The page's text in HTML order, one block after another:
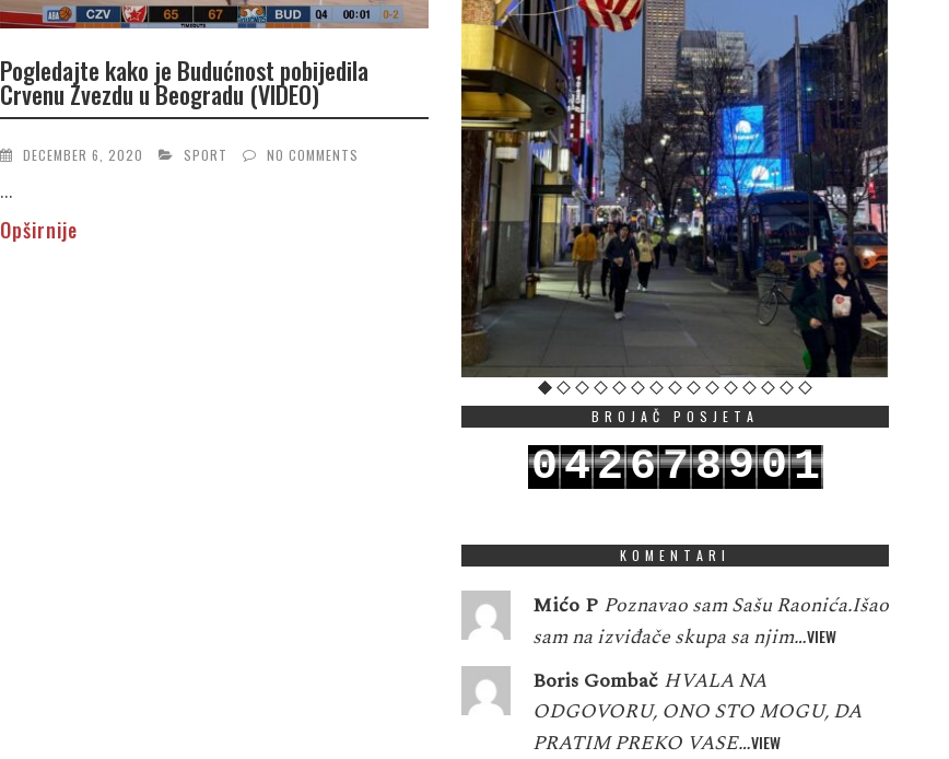
Pogledajte kako je Budućnost pobijedila
Crvenu Zvezdu u Beogradu (VIDEO)
DECEMBER 6, 2020 SPORT NO COMMENTS
...
Opširnije
BROJAČ POSJETA
042678901
KOMENTARI
Mićo P Poznavao sam Sašu Raonića.Išao
sam na izviđače skupa sa njim…VIEW
Boris Gombač HVALA NA
ODGOVORU, ONO STO MOGU, DA
PRATIM PREKO VASE…VIEW